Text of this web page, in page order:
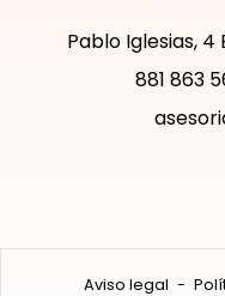
Pablo Iglesias, 4
881 863
Aviso legal -